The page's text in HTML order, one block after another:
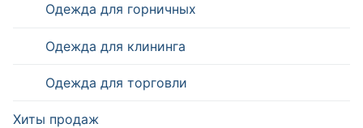
Одежда для горничных
Одежда для клининга
Одежда для торговли
Хиты продаж